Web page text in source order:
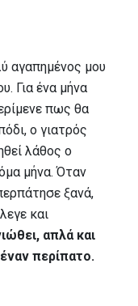
αγαπημένος μου
Για ένα μήνα
πως θα
ο γιατρός
λάθος ο
μήνα. Όταν
ξανά,
και
απλά και
περίπατο.